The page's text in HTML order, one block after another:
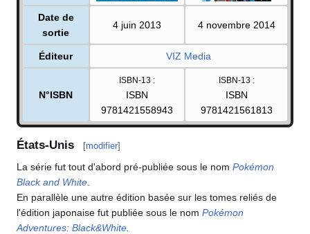
Date de
sortie
4 juin 2013 4 novembre 2014
Éditeur VIZ Media
N°ISBN
ISBN-13 :
ISBN
9781421558943
ISBN-13 :
ISBN
9781421561813
États-Unis [modifier]
La série fut tout d'abord pré-publiée sous le nom Pokémon
Black and White
En parallèle une autre édition basée sur les tomes reliés de
l'édition japonaise fut publiée sous le nom Pokémon
Adventures: Black&White